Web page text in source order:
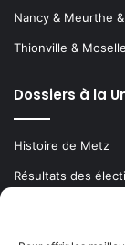
Nancy & Meurthe
Thionville &
Dossiers à la
Histoire de Metz
Résultats des